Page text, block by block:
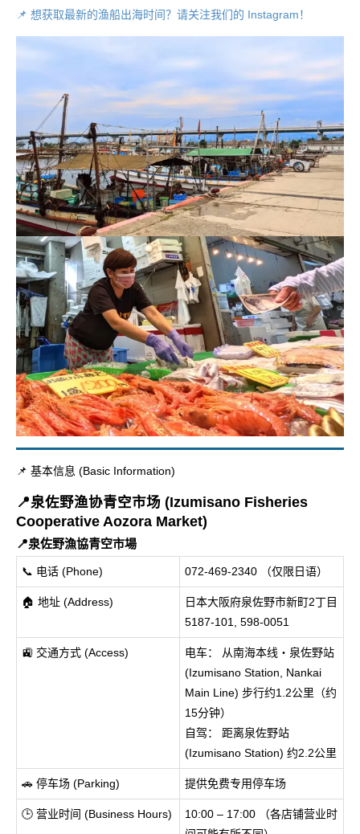
📌 想获取最新的渔船出海时间？请关注我们的 Instagram！
📌 基本信息 (Basic Information)
📍泉佐野渔协青空市场 (Izumisano Fisheries
Cooperative Aozora Market)
📍泉佐野漁協青空市場
📞 电话 (Phone) 072-469-2340 （仅限日语）
🏠 地址 (Address)
日本大阪府泉佐野市新町2丁目
5187-101, 598-0051
🚉 交通方式 (Access)
电车： 从南海本线・泉佐野站
(Izumisano Station, Nankai
Main Line) 步行约1.2公里（约
15分钟）
自驾： 距离泉佐野站
(Izumisano Station) 约2.2公里
🚗 停车场 (Parking) 提供免费专用停车场
🕒 营业时间 (Business Hours)
10:00 – 17:00 （各店铺营业时